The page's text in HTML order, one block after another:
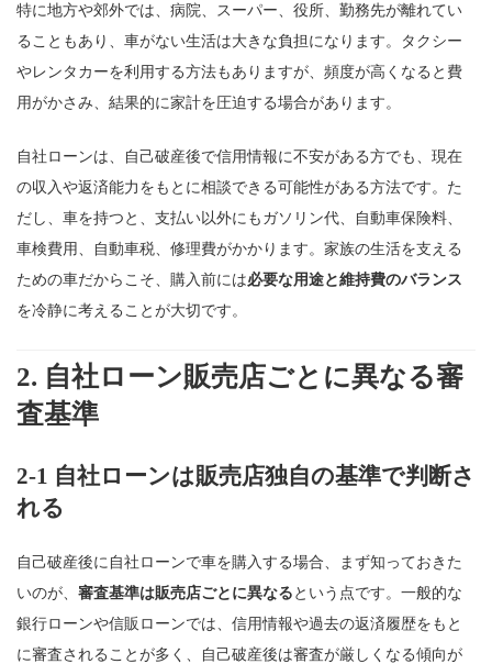
特に地方や郊外では、病院、スーパー、役所、勤務先が離れてい
ることもあり、車がない生活は大きな負担になります。タクシー
やレンタカーを利用する方法もありますが、頻度が高くなると費
用がかさみ、結果的に家計を圧迫する場合があります。
自社ローンは、自己破産後で信用情報に不安がある方でも、現在
の収入や返済能力をもとに相談できる可能性がある方法です。た
だし、車を持つと、支払い以外にもガソリン代、自動車保険料、
車検費用、自動車税、修理費がかかります。家族の生活を支える
ための車だからこそ、購入前には必要な用途と維持費のバランス
を冷静に考えることが大切です。
2. 自社ローン販売店ごとに異なる審
査基準
2-1 自社ローンは販売店独自の基準で判断さ
れる
自己破産後に自社ローンで車を購入する場合、まず知っておきた
いのが、 審査基準は販売店ごとに異なる という点です。一般的な
銀行ローンや信販ローンでは、信用情報や過去の返済履歴をもと
に審査されることが多く、自己破産後は審査が厳しくなる傾向が